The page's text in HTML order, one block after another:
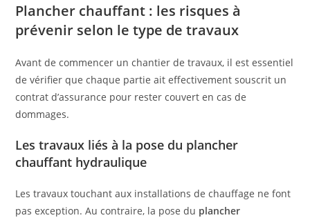
Plancher chauffant : les risques à
prévenir selon le type de travaux
Avant de commencer un chantier de travaux, il est essentiel
de vérifier que chaque partie ait effectivement souscrit un
contrat d’assurance pour rester couvert en cas de
dommages.
Les travaux liés à la pose du plancher
chauffant hydraulique
Les travaux touchant aux installations de chauffage ne font
pas exception. Au contraire, la pose du plancher